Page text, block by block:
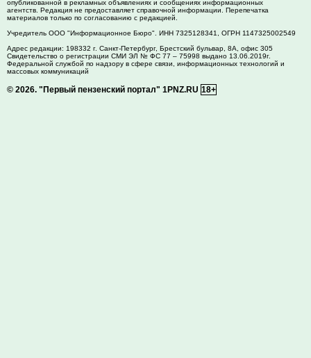
опубликованной в рекламных объявлениях и сообщениях информационных
агентств. Редакция не предоставляет справочной информации. Перепечатка
материалов только по согласованию с редакцией.
Учредитель ООО "Информационное Бюро". ИНН 7325128341, ОГРН 1147325002549
Адрес редакции: 198332 г. Санкт-Петербург, Брестский бульвар, 8А, офис 305
Свидетельство о регистрации СМИ ЭЛ № ФС 77 – 75998 выдано 13.06.2019г.
Федеральной службой по надзору в сфере связи, информационных технологий и
массовых коммуникаций
© 2026. "Первый пензенский портал" 1PNZ.RU 18+